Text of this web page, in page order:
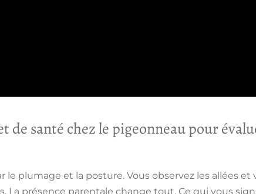
de santé chez le pigeonneau pour
le plumage et la posture. Vous observez les allées et
La présence parentale change tout. Ce qui vous